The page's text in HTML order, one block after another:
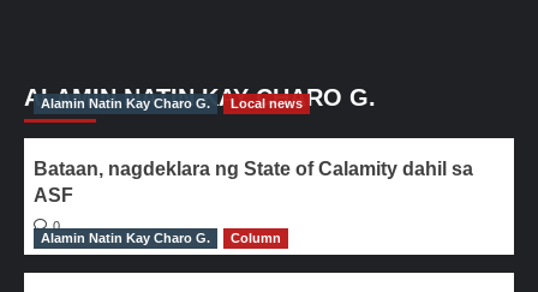
ALAMIN NATIN KAY CHARO G.
Alamin Natin Kay Charo G. Local news
Bataan, nagdeklara ng State of Calamity dahil sa
ASF
0
Alamin Natin Kay Charo G.
Column